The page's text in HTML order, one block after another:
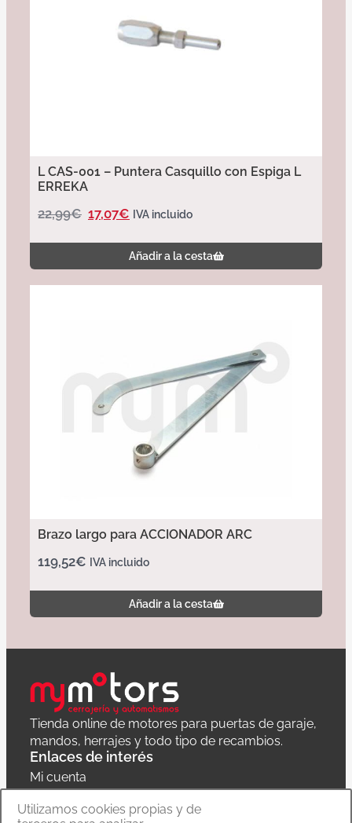
L CAS-001 – Puntera Casquillo con Espiga L
ERREKA
22,99€ 17,07€ IVA incluido
Añadir a la cesta
Brazo largo para ACCIONADOR ARC
119,52€ IVA incluido
Añadir a la cesta
Tienda online de motores para puertas de garaje,
mandos, herrajes y todo tipo de recambios.
Enlaces de interés
Mi cuenta
Política de privacidad
Utilizamos cookies propias y de